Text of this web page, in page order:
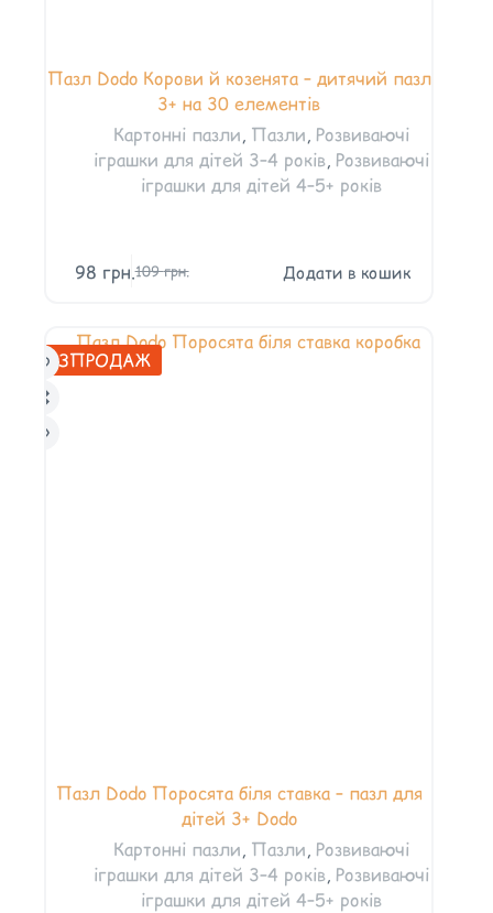
Пазл Dodo Корови й козенята – дитячий пазл
3+ на 30 елементів
Картонні пазли Пазли Розвиваючі
іграшки для дітей 3–4 років, Розвиваючі
іграшки для дітей 4–5+ років
109грн.
98 грн. Додати в кошик
РОЗПРОДАЖ
Пазл Dodo Поросята біля ставка – пазл для
дітей 3+ Dodo
Картонні пазли, Пазли, Розвиваючі
іграшки для дітей 3–4 років, Розвиваючі
іграшки для дітей 4–5+ років